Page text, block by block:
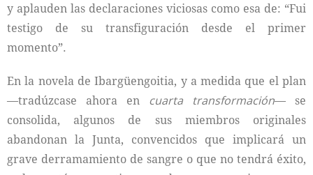
y aplauden las declaraciones viciosas como esa de: “Fui
testigo de su transfiguración desde el primer
momento”.
En la novela de Ibargüengoitia, y a medida que el plan
—tradúzcase ahora en cuarta transformación— se
consolida, algunos de sus miembros originales
abandonan la Junta, convencidos que implicará un
grave derramamiento de sangre o que no tendrá éxito,